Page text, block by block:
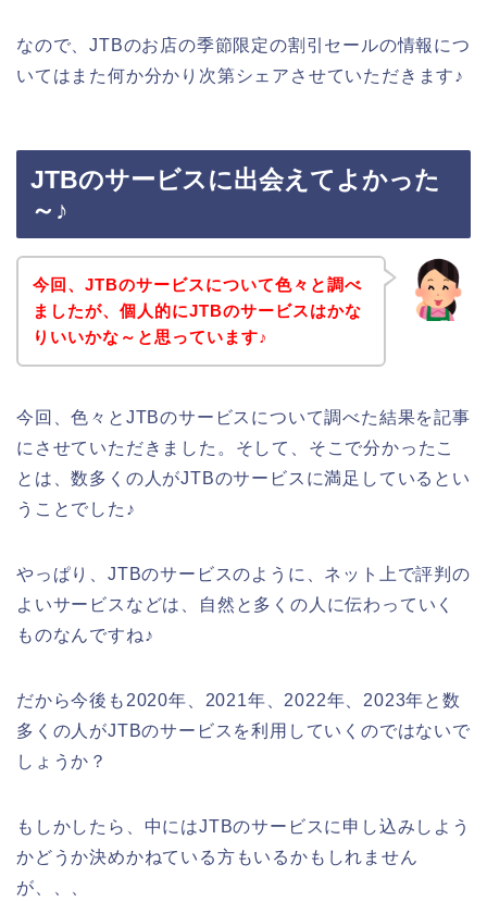
なので、JTBのお店の季節限定の割引セールの情報につ
いてはまた何か分かり次第シェアさせていただきます♪
JTBのサービスに出会えてよかった
～♪
今回、JTBのサービスについて色々と調べ
ましたが、個人的にJTBのサービスはかな
りいいかな～と思っています♪
今回、色々とJTBのサービスについて調べた結果を記事
にさせていただきました。そして、そこで分かったこ
とは、数多くの人がJTBのサービスに満足しているとい
うことでした♪
やっぱり、JTBのサービスのように、ネット上で評判の
よいサービスなどは、自然と多くの人に伝わっていく
ものなんですね♪
だから今後も2020年、2021年、2022年、2023年と数
多くの人がJTBのサービスを利用していくのではないで
しょうか？
もしかしたら、中にはJTBのサービスに申し込みしよう
かどうか決めかねている方もいるかもしれません
が、、、